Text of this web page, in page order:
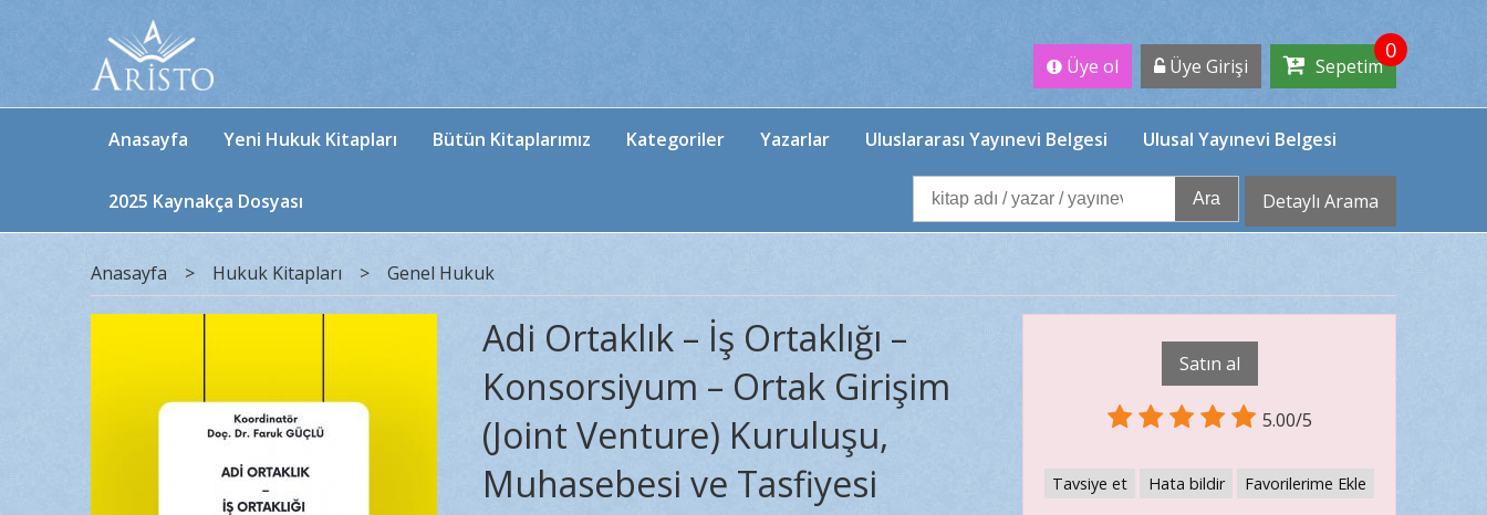
Üye ol Üye Girişi Sepetim
0
Anasayfa Yeni Hukuk Kitapları Bütün Kitaplarımız Kategoriler Yazarlar Uluslararası Yayınevi Belgesi Ulusal Yayınevi Belgesi
2025 Kaynakça Dosyası Detaylı Arama
Ara
Anasayfa > Hukuk Kitapları > Genel Hukuk
Adi Ortaklık – İş Ortaklığı –
Konsorsiyum – Ortak Girişim
(Joint Venture) Kuruluşu,
Muhasebesi ve Tasfiyesi
Satın al
5.00/5
Tavsiye et Hata bildir Favorilerime Ekle